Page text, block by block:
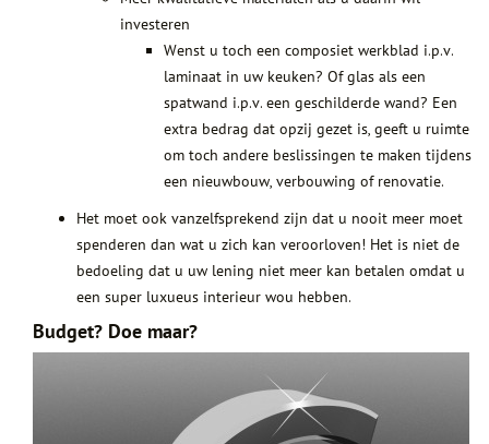
investeren
Wenst u toch een composiet werkblad i.p.v.
laminaat in uw keuken? Of glas als een
spatwand i.p.v. een geschilderde wand? Een
extra bedrag dat opzij gezet is, geeft u ruimte
om toch andere beslissingen te maken tijdens
een nieuwbouw, verbouwing of renovatie.
Het moet ook vanzelfsprekend zijn dat u nooit meer moet
spenderen dan wat u zich kan veroorloven! Het is niet de
bedoeling dat u uw lening niet meer kan betalen omdat u
een super luxueus interieur wou hebben.
Budget? Doe maar?